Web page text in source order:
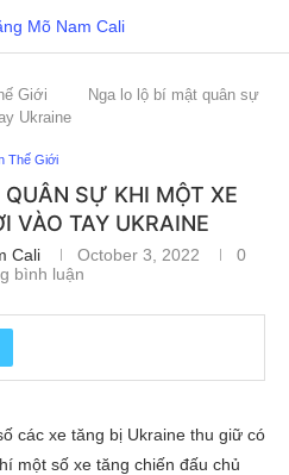
Giới
Nga lo lộ bí mật quân sự
Ukraine
Thế Giới
QUÂN SỰ KHI MỘT XE
VÀO TAY UKRAINE
Cali October 3, 2022
0
bình luận
các xe tăng bị Ukraine thu giữ có
một số xe tăng chiến đấu chủ